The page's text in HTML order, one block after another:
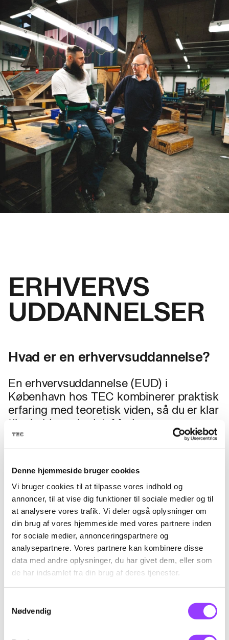
Denne hjemmeside bruger cookies
Vi bruger cookies til at tilpasse vores indhold og
annoncer, til at vise dig funktioner til sociale medier og til
at analysere vores trafik. Vi deler også oplysninger om
din brug af vores hjemmeside med vores partnere inden
for sociale medier, annonceringspartnere og
analysepartnere. Vores partnere kan kombinere disse
data med andre oplysninger, du har givet dem, eller som
de har indsamlet fra din brug af deres tjenester.
Nødvendig
ERHVERVS
UDDANNELSER
Hvad er en erhvervsuddannelse?
En erhvervsuddannelse (EUD) i
København hos TEC kombinerer praktisk
erfaring med teoretisk viden, så du er klar
til arbejdsmarkedet. Med en
erhvervsuddannelse bliver du klædt på til
en karriere inden for et fagområde, hvor
håndværkere og teknikere. Danmark står
til at mangle op mod 100.000 faglærte i
2030, og med en uddannelse fra TEC
kan du bidrage til at dække dette behov.
Erhvervsuddannelser på TEC
Hos TEC tilbyder vi et bredt udvalg af
håndværk og service. Uanset om du